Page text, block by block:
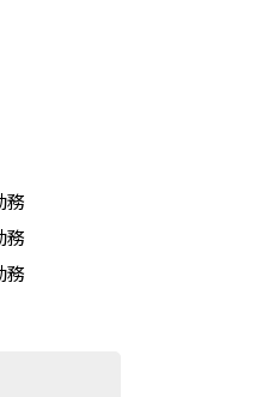
務
務
務